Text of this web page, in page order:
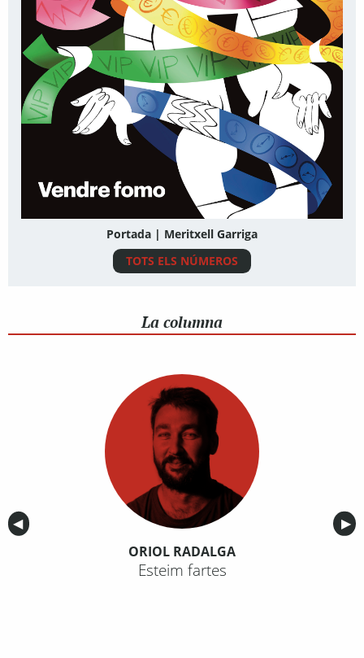
Portada | Meritxell Garriga
TOTS ELS NÚMEROS
La columna
Anterior
◀︎ ▶︎
ORIOL RADALGA
Esteim fartes